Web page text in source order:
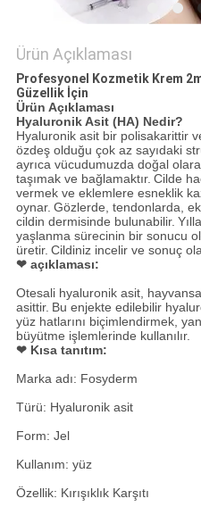
Ürün Açıklaması
Profesyonel Kozmetik Krem
Güzellik İçin
Ürün Açıklaması
Hyaluronik Asit (HA) Nedir?
Hyaluronik asit bir polisakarittir
özdeş olduğu çok az sayıdaki
ayrıca vücudumuzda doğal
taşımak ve bağlamaktır. Cilde
vermek ve eklemlere esneklik
oynar. Gözlerde, tendonlarda,
cildin dermisinde bulunabilir.
yaşlanma sürecinin bir sonucu
üretir. Cildiniz incelir ve sonuç
❤ açıklaması:
Otesali hyaluronik asit,
asittir. Bu enjekte edilebilir
yüz hatlarını biçimlendirmek,
büyütme işlemlerinde kullanılır.
❤ Kısa tanıtım:
Marka adı: Fosyderm
Türü: Hyaluronik asit
Form: Jel
Kullanım: yüz
Özellik: Kırışıklık Karşıtı